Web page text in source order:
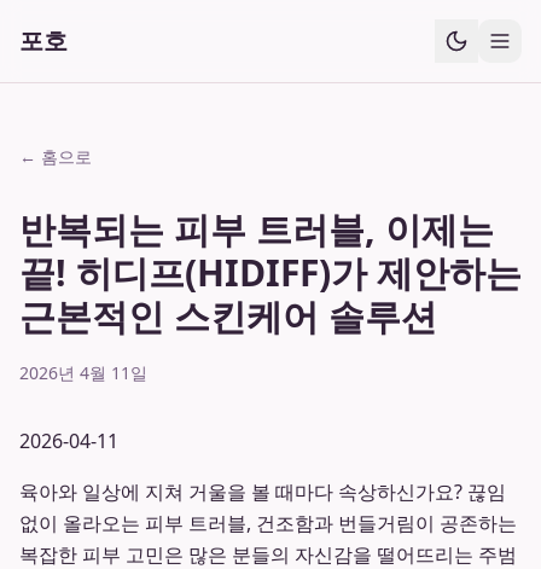
포호
← 홈으로
반복되는 피부 트러블, 이제는
끝! 히디프(HIDIFF)가 제안하는
근본적인 스킨케어 솔루션
2026년 4월 11일
2026-04-11
육아와 일상에 지쳐 거울을 볼 때마다 속상하신가요? 끊임
없이 올라오는 피부 트러블, 건조함과 번들거림이 공존하는
복잡한 피부 고민은 많은 분들의 자신감을 떨어뜨리는 주범